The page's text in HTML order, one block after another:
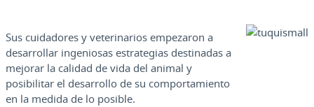
Sus cuidadores y veterinarios empezaron a
desarrollar ingeniosas estrategias destinadas a
mejorar la calidad de vida del animal y
posibilitar el desarrollo de su comportamiento
en la medida de lo posible.